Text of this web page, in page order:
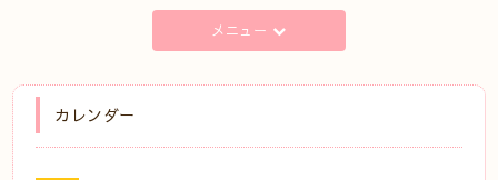
メニュー
カレンダー